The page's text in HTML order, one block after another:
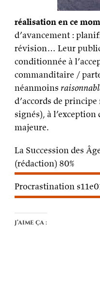
réalisation en ce
d’avancement :
révision… Leur
conditionnée à
commanditaire /
néanmoins
d’accords de
signés), à l’exception
majeure.
La Succession des
(rédaction) 80%
Procrastination
J’aime ça :